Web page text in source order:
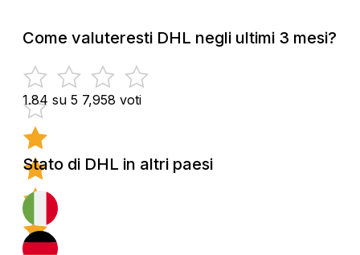
Come valuteresti DHL negli ultimi 3 mesi?
1.84 su 5 7,958 voti
Stato di DHL in altri paesi